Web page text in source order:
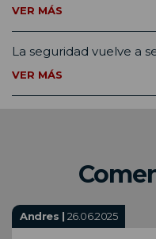
VER MÁS
La seguridad vuelve a
VER MÁS
Andres | 26.06.2025